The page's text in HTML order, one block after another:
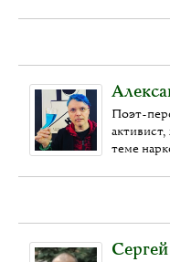
Поэт-
теме